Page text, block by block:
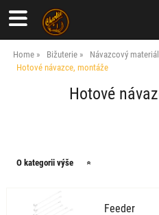
Home Bižuterie
Návazcový
Hotové návazce, montáže
Hotové
O kategorii výše
Feeder